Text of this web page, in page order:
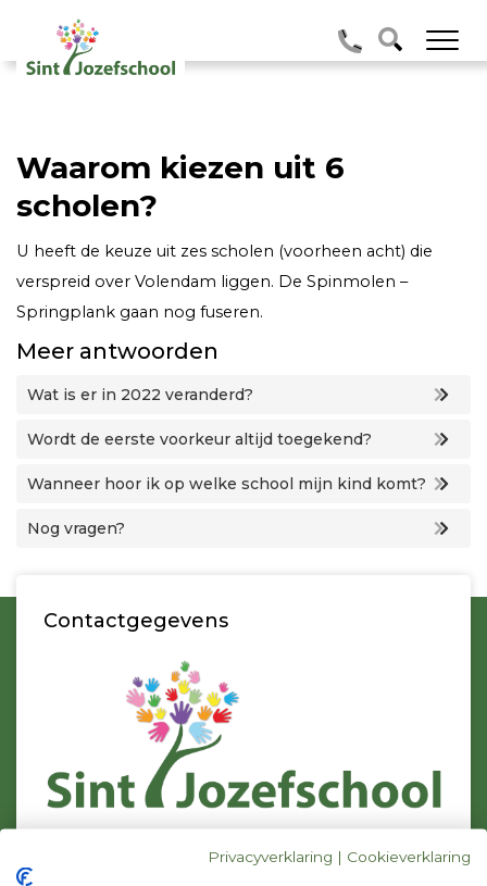
Waarom kiezen uit 6
scholen?
U heeft de keuze uit zes scholen (voorheen acht) die
verspreid over Volendam liggen. De Spinmolen –
Springplank gaan nog fuseren.
Meer antwoorden
Wat is er in 2022 veranderd?
Wordt de eerste voorkeur altijd toegekend?
Wanneer hoor ik op welke school mijn kind komt?
Nog vragen?
Contactgegevens
Privacyverklaring | Cookieverklaring